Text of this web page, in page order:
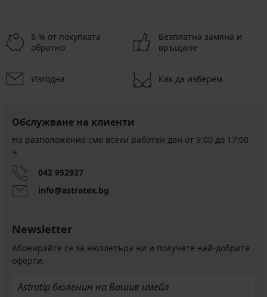
8 % от покупката
обратно
Безплатна замяна и
връщане
Изгодна Как да изберем
Обслужване на клиенти
На разположение сме всеки работен ден от 9:00 до 17:00
ч
042 952927
info@astratex.bg
Newsletter
Абонирайте се за нюзлетъра ни и получете най-добрите
оферти.